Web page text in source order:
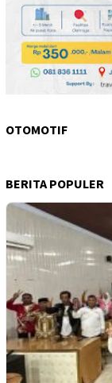
OTOMOTIF
BERITA POPULER